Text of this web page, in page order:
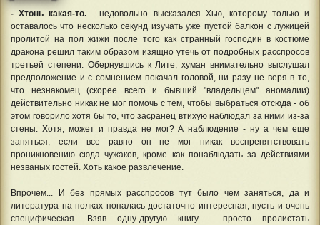
- Хтонь какая-то. - недовольно высказался Хью, которому только и
оставалось что несколько секунд изучать уже пустой балкон с лужицей
пролитой на пол жижи после того как странный господин в костюме
дракона решил таким образом изящно утечь от подробных расспросов
третьей степени. Обернувшись к Лите, хуман внимательно выслушал
предположение и с сомнением покачал головой, ни разу не веря в то,
что незнакомец (скорее всего и бывший "владельцем" аномалии)
действительно никак не мог помочь с тем, чтобы выбраться отсюда - об
этом говорило хотя бы то, что засранец втихую наблюдал за ними из-за
стены. Хотя, может и правда не мог? А наблюдение - ну а чем еще
заняться, если все равно он не мог никак воспрепятствовать
проникновению сюда чужаков, кроме как понаблюдать за действиями
незваных гостей. Хоть какое развлечение.
Впрочем... И без прямых расспросов тут было чем заняться, да и
литература на полках попалась достаточно интересная, пусть и очень
специфическая. Взяв одну-другую книгу - просто пролистать